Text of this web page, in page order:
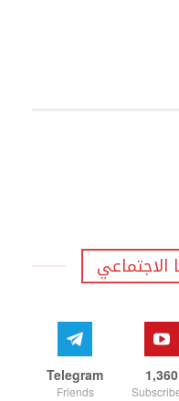
الاجتماعي
1,360
Telegram
Friends